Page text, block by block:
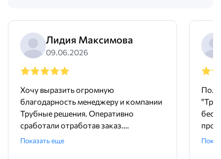
Лидия Максимова
09.06.2026
Хочу выразить огромную
благодарность менеджеру и компании
Трубные решения. Оперативно
сработали отработав заказ.
Доставили точно в срок и без
Показать еще